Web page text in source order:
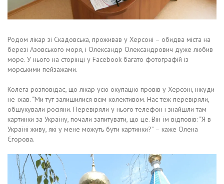
Родом лікар зі Скадовська, проживав у Херсоні – обидва міста на
березі Азовського моря, і Олександр Олександрович дуже любив
море. У нього на сторінці у Facebook багато фотографій із
морськими пейзажами.
Колега розповідає, що лікар усю окупацію провів у Херсоні, нікуди
не їхав. “Ми тут залишилися всім колективом. Нас теж перевіряли,
обшукували росіяни. Перевіряли у нього телефон і знайшли там
картинки за Україну, почали запитувати, що це. Він їм відповів: “Я в
Україні живу, які у мене можуть бути картинки?” – каже Олена
Єгорова.